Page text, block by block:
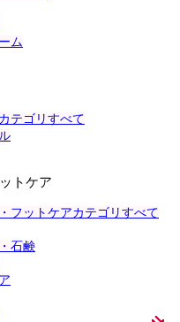
ム
テゴリすべて
トケア
フットケアカテゴリすべて
石鹸